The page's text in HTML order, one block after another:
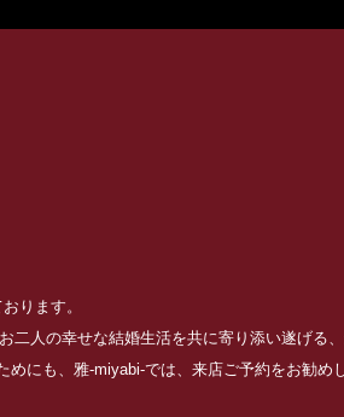
ります。
人の幸せな結婚生活を共に寄り添い遂げる
にも、雅-miyabi-では、来店ご予約をお勧め